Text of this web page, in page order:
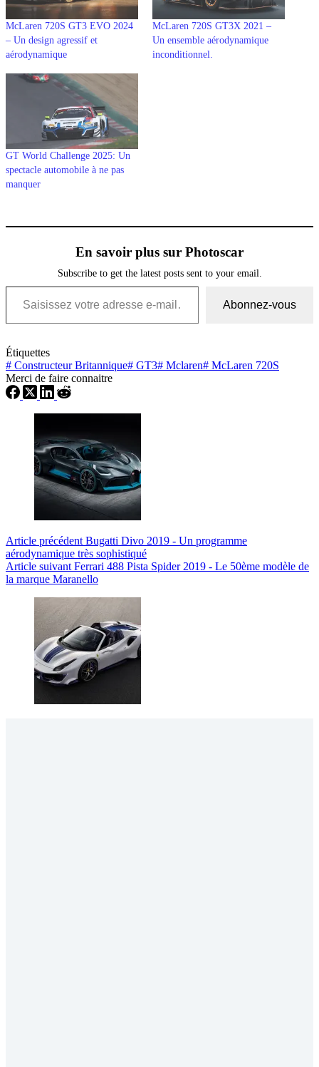
McLaren 720S GT3 EVO 2024
– Un design agressif et
aérodynamique
McLaren 720S GT3X 2021 –
Un ensemble aérodynamique
inconditionnel.
GT World Challenge 2025: Un
spectacle automobile à ne pas
manquer
En savoir plus sur Photoscar
Subscribe to get the latest posts sent to your email.
Saisissez votre adresse e-mail…
Abonnez-vous
Étiquettes
# Constructeur Britannique# GT3# Mclaren# McLaren 720S
Merci de faire connaitre
Article précédent Bugatti Divo 2019 - Un programme
aérodynamique très sophistiqué
Article suivant Ferrari 488 Pista Spider 2019 - Le 50ème modèle de
la marque Maranello